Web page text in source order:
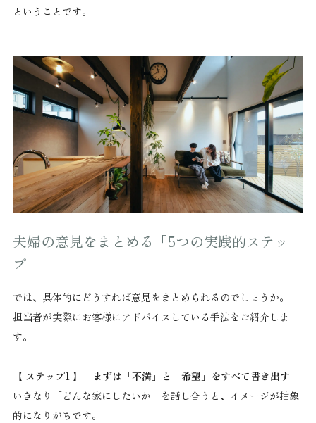
ということです。
夫婦の意見をまとめる「5つの実践的ステッ
プ」
では、具体的にどうすれば意見をまとめられるのでしょうか。
担当者が実際にお客様にアドバイスしている手法をご紹介しま
す。
【 ステップ1 】 まずは「不満」と「希望」をすべて書き出す
いきなり「どんな家にしたいか」を話し合うと、イメージが抽象
的になりがちです。